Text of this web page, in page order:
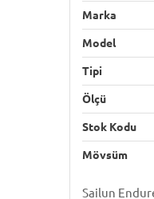
Marka
Model
Tipi
Ölçü
Stok Kodu
Mövsüm
Sailun